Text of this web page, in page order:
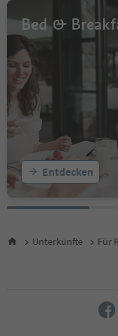
11
12
13
15
16
18
19
20
23
Bed &
Entdecken
Unterkünfte Für